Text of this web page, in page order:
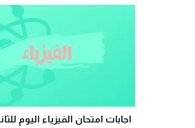
اجابات امتحان الفيزياء اليوم